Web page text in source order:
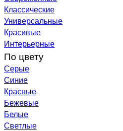
Классические
Универсальные
Красивые
Интерьерные
По цвету
Серые
Синие
Красные
Бежевые
Белые
Светлые